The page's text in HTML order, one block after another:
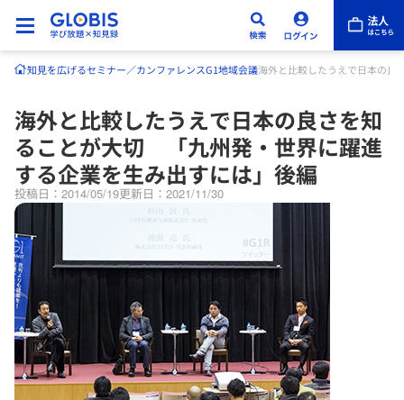
知見を広げるセミナー／カンファレンスG1地域会議海外と比較したうえで日本の
海外と比較したうえで日本の良さを知
ることが大切 「九州発・世界に躍進
する企業を生み出すには」後編
投稿日：2014/05/19更新日：2021/11/30